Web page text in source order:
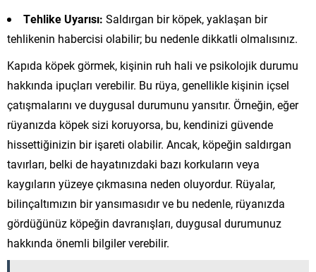
Tehlike Uyarısı: Saldırgan bir köpek, yaklaşan bir
tehlikenin habercisi olabilir; bu nedenle dikkatli olmalısınız.
Kapıda köpek görmek, kişinin ruh hali ve psikolojik durumu
hakkında ipuçları verebilir. Bu rüya, genellikle kişinin içsel
çatışmalarını ve duygusal durumunu yansıtır. Örneğin, eğer
rüyanızda köpek sizi koruyorsa, bu, kendinizi güvende
hissettiğinizin bir işareti olabilir. Ancak, köpeğin saldırgan
tavırları, belki de hayatınızdaki bazı korkuların veya
kaygıların yüzeye çıkmasına neden oluyordur. Rüyalar,
bilinçaltımızın bir yansımasıdır ve bu nedenle, rüyanızda
gördüğünüz köpeğin davranışları, duygusal durumunuz
hakkında önemli bilgiler verebilir.